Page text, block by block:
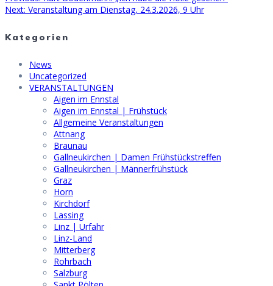
Beitragsnavigation
post:
Next: Next
Veranstaltung am Dienstag, 24.3.2026, 9 Uhr
Kategorien
News
Uncategorized
VERANSTALTUNGEN
Aigen im Ennstal
Aigen im Ennstal | Frühstück
Allgemeine Veranstaltungen
Attnang
Braunau
Gallneukirchen | Damen Frühstückstreffen
Gallneukirchen | Männerfrühstück
Graz
Horn
Kirchdorf
Lassing
Linz | Urfahr
Linz-Land
Mitterberg
Rohrbach
Salzburg